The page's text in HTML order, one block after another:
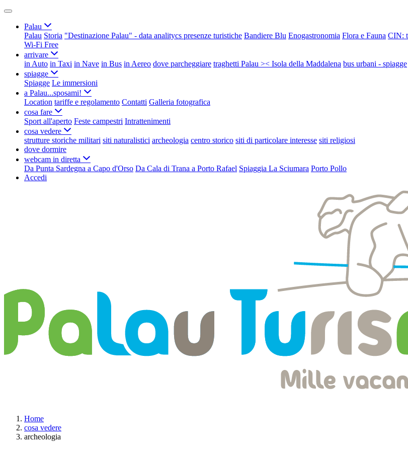
Palau
Palau Storia "Destinazione Palau" - data analitycs presenze turistiche Bandiere Blu Enogastronomia Flora e Fauna CIN:
Wi-Fi Free
arrivare
in Auto in Taxi in Nave in Bus in Aereo dove parcheggiare traghetti Palau >< Isola della Maddalena bus urbani - spiagge
spiagge
Spiagge Le immersioni
a Palau...sposami!
Location tariffe e regolamento Contatti Galleria fotografica
cosa fare
Sport all'aperto Feste campestri Intrattenimenti
cosa vedere
strutture storiche militari siti naturalistici archeologia centro storico siti di particolare interesse siti religiosi
dove dormire
webcam in diretta
Da Punta Sardegna a Capo d'Orso Da Cala di Trana a Porto Rafael Spiaggia La Sciumara Porto Pollo
Accedi
Home
cosa vedere
archeologia